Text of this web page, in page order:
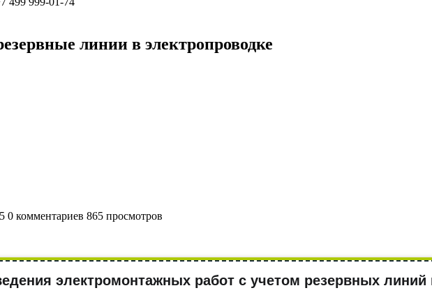
линии в электропроводке
0 комментариев 865 просмотров
электромонтажных работ с учетом резервных линий